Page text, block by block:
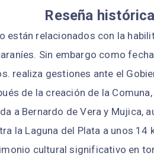
Reseña
están relacionados con la
Sin embargo como
realiza gestiones ante el
de la creación de la
a Bernardo de Vera y Mujica,
la Laguna del Plata a unos 14
cultural significativo en